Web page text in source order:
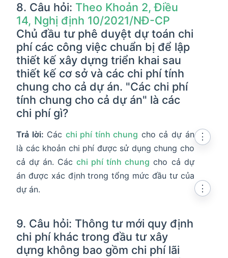
8. Câu hỏi: Theo Khoản 2, Điều
14, Nghị định 10/2021/NĐ-CP
Chủ đầu tư phê duyệt dự toán chi
phí các công việc chuẩn bị để lập
thiết kế xây dựng triển khai sau
thiết kế cơ sở và các chi phí tính
chung cho cả dự án. "Các chi phí
tính chung cho cả dự án" là các
chi phí gì?
Trả lời: Các chi phí tính chung cho cả dự án
là các khoản chi phí được sử dụng chung cho
cả dự án. Cácchi phí tính chung cho cả dự
án được xác định trong tổng mức đầu tư của
dự án.
⋮
9. Câu hỏi: Thông tư mới quy định
chi phí khác trong đầu tư xây
dựng không bao gồm chi phí lãi
⋮